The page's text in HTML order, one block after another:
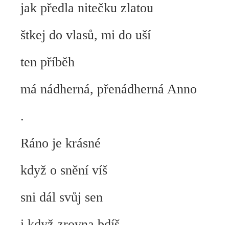
jak předla nitečku zlatou
štkej do vlasů, mi do uší
ten příběh
má nádherná, přenádherná Anno
.
Ráno je krásné
když o snění víš
sni dál svůj sen